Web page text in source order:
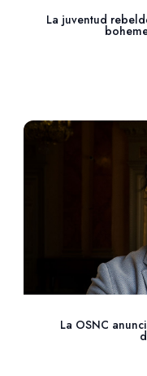
La juventud
La OSNC